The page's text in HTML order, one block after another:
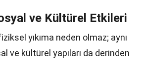
ve Kültürel Etkileri
yıkıma neden olmaz; aynı
ve kültürel yapıları da derinden